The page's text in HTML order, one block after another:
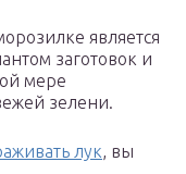
является
заготовок и
мере
зелени.
лук, вы